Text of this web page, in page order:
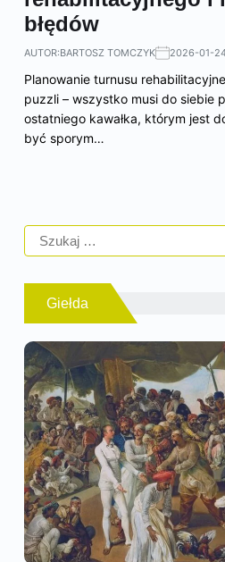
błędów
AUTOR:BARTOSZ TOMCZYK 2026-01-
Planowanie turnusu
puzzli – wszystko musi do siebie
ostatniego kawałka, którym jest
być sporym…
Giełda